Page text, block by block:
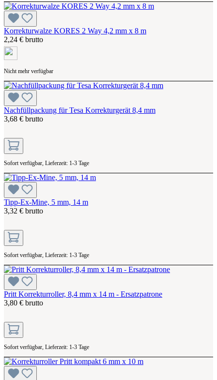
Korrekturwalze KORES 2 Way 4,2 mm x 8 m
2,24 € brutto
Nicht mehr verfügbar
Nachfüllpackung für Tesa Korrekturgerät 8,4 mm
3,68 € brutto
Sofort verfügbar, Lieferzeit: 1-3 Tage
Tipp-Ex-Mine, 5 mm, 14 m
3,32 € brutto
Sofort verfügbar, Lieferzeit: 1-3 Tage
Pritt Korrekturroller, 8,4 mm x 14 m - Ersatzpatrone
3,80 € brutto
Sofort verfügbar, Lieferzeit: 1-3 Tage